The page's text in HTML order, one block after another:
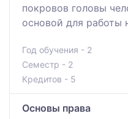
покровов головы
основой для работы
Год обучения - 2
Семестр - 2
Кредитов - 5
Основы права